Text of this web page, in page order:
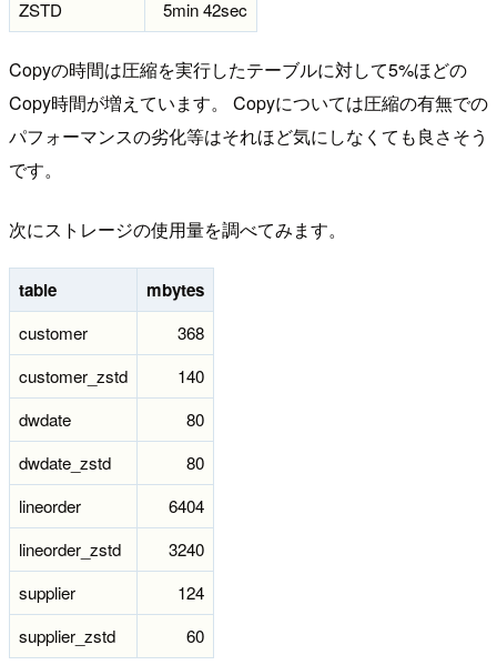
ZSTD
5min 42sec
Copyの時間は圧縮を実行したテーブルに対して5%ほどの
Copy時間が増えています。 Copyについては圧縮の有無での
パフォーマンスの劣化等はそれほど気にしなくても良さそう
です。
次にストレージの使用量を調べてみます。
table mbytes
customer
368
customer_zstd
140
dwdate
80
dwdate_zstd
80
lineorder
6404
lineorder_zstd
3240
supplier
124
supplier_zstd
60